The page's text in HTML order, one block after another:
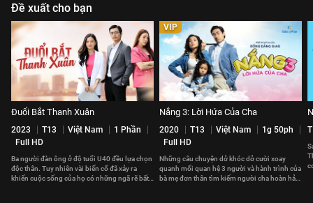
Đề xuất cho bạn
Đuổi Bắt Thanh Xuân
2023 T13 Việt Nam
1 Phần
Full HD
Ba người đàn ông ở độ tuổi U40 đều lựa chọn
độc thân. Tuy nhiên vài biến cố đã xảy ra
khiến cuộc sống của họ có những ngã rẽ bất
VIP
Nắng 3: Lời Hứa Của Cha
2020 T13 Việt Nam
1g 50ph
Full HD
Những câu chuyện dở khóc dở cười xoay
quanh mối quan hệ 3 người và hành trình của
bà mẹ đơn thân tìm kiếm người cha hoàn hảo